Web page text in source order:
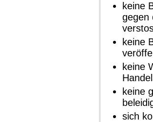
keine
gegen
keine
keine
keine
sich